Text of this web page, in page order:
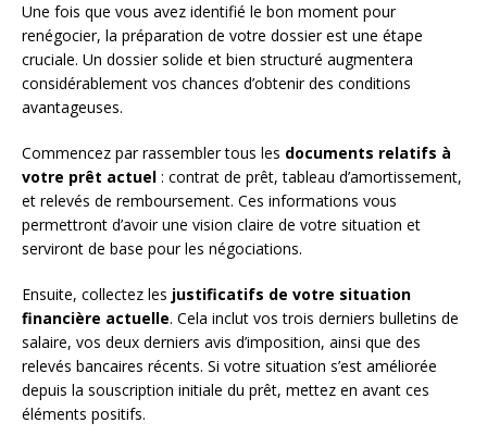
Une fois que vous avez identifié le bon moment pour
renégocier, la préparation de votre dossier est une étape
cruciale. Un dossier solide et bien structuré augmentera
considérablement vos chances d’obtenir des conditions
avantageuses.
Commencez par rassembler tous les documents relatifs à
votre prêt actuel : contrat de prêt, tableau d’amortissement,
et relevés de remboursement. Ces informations vous
permettront d’avoir une vision claire de votre situation et
serviront de base pour les négociations.
Ensuite, collectez les justificatifs de votre situation
financière actuelle. Cela inclut vos trois derniers bulletins de
salaire, vos deux derniers avis d’imposition, ainsi que des
relevés bancaires récents. Si votre situation s’est améliorée
depuis la souscription initiale du prêt, mettez en avant ces
éléments positifs.